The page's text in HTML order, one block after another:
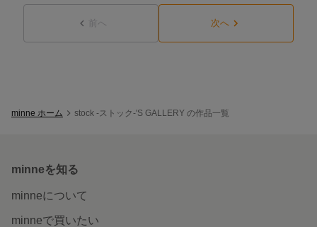
前へ 次へ
minne ホーム stock -ストック-'S GALLERY の作品一覧
minneを知る
minneについて
minneで買いたい